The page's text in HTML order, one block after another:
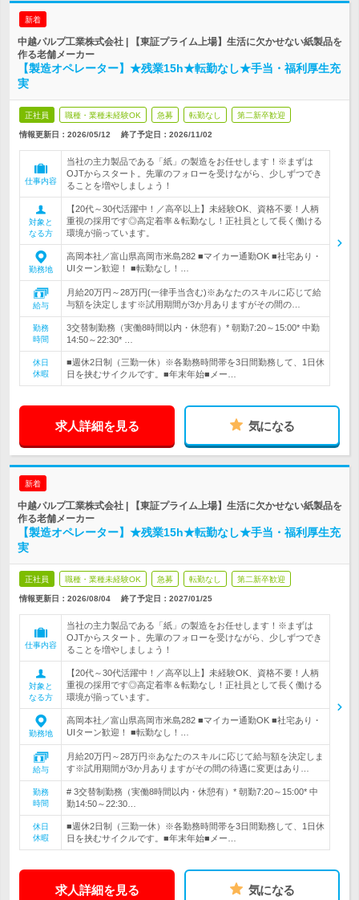
新着
中越パルプ工業株式会社 | 【東証プライム上場】生活に欠かせない紙製品を
作る老舗メーカー
【製造オペレーター】★残業15h★転勤なし★手当・福利厚生充
実
正社員 職種・業種未経験OK 急募 転勤なし 第二新卒歓迎
情報更新日：2026/05/12 終了予定日： 2026/11/02
仕事内容
当社の主力製品である「紙」の製造をお任せします！※まずは
OJTからスタート。先輩のフォローを受けながら、少しずつでき
ることを増やしましょう！
対象と
なる方
【20代～30代活躍中！／高卒以上】未経験OK、資格不要！人柄
重視の採用です◎高定着率＆転勤なし！正社員として長く働ける
環境が揃っています。
勤務地
高岡本社／富山県高岡市米島282 ■マイカー通勤OK ■社宅あり・
UIターン歓迎！ ■転勤なし！…
給与
月給20万円～28万円(一律手当含む)※あなたのスキルに応じて給
与額を決定します※試用期間が3か月ありますがその間の…
勤務
時間
3交替制勤務（実働8時間以内・休憩有）* 朝勤7:20～15:00* 中勤
14:50～22:30* …
休日
休暇
■週休2日制（三勤一休）※各勤務時間帯を3日間勤務して、1日休
日を挟むサイクルです。■年末年始■メー…
求人詳細を見る 気になる
新着
中越パルプ工業株式会社 | 【東証プライム上場】生活に欠かせない紙製品を
作る老舗メーカー
【製造オペレーター】★残業15h★転勤なし★手当・福利厚生充
実
正社員 職種・業種未経験OK 急募 転勤なし 第二新卒歓迎
情報更新日：2026/08/04 終了予定日： 2027/01/25
仕事内容
当社の主力製品である「紙」の製造をお任せします！※まずは
OJTからスタート。先輩のフォローを受けながら、少しずつでき
ることを増やしましょう！
対象と
なる方
【20代～30代活躍中！／高卒以上】未経験OK、資格不要！人柄
重視の採用です◎高定着率＆転勤なし！正社員として長く働ける
環境が揃っています。
勤務地
高岡本社／富山県高岡市米島282 ■マイカー通勤OK ■社宅あり・
UIターン歓迎！ ■転勤なし！…
給与
月給20万円～28万円※あなたのスキルに応じて給与額を決定しま
す※試用期間が3か月ありますがその間の待遇に変更はあり…
勤務
時間
# 3交替制勤務（実働8時間以内・休憩有）* 朝勤7:20～15:00* 中
勤14:50～22:30…
休日
休暇
■週休2日制（三勤一休）※各勤務時間帯を3日間勤務して、1日休
日を挟むサイクルです。■年末年始■メー…
求人詳細を見る 気になる